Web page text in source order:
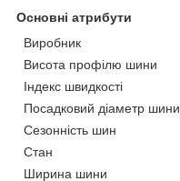
Основні атрибути
Виробник
Висота профілю шини
Індекс швидкості
Посадковий діаметр шини
Сезонність шин
Стан
Ширина шини